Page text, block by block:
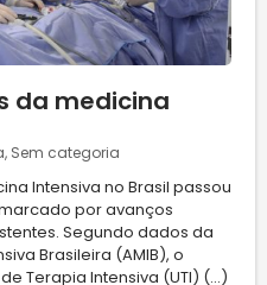
da medicina
, Sem categoria
Intensiva no Brasil passou
por avanços
Segundo dados da
Brasileira (AMIB), o
Terapia Intensiva (UTI) (...)